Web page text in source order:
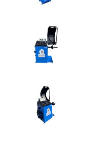
Добавить в
Купить в 1
В кредит от 2